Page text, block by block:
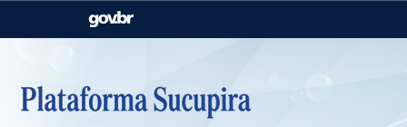
Casa Civil
Pecuária e Abastecimento